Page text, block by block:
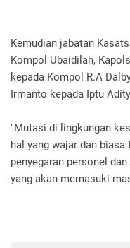
Kemudian jabatan
Kompol Ubaidilah,
kepada Kompol R.A
Irmanto kepada Iptu
"Mutasi di lingkungan
hal yang wajar dan
penyegaran personel
yang akan memasuki